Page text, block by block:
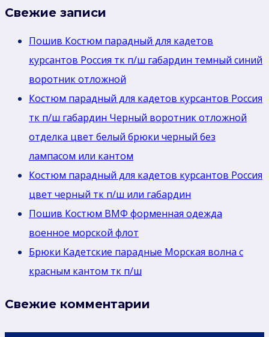
Свежие записи
Пошив Костюм парадный для кадетов
курсантов Россия тк п/ш габардин темный синий
воротник отложной
Костюм парадный для кадетов курсантов Россия
тк п/ш габардин Черный воротник отложной
отделка цвет белый брюки черный без
лaмпасом или кантом
Костюм парадный для кадетов курсантов Россия
цвет черный тк п/ш или габардин
Пошив Костюм ВМФ форменная одежда
военное морской флот
Брюки Кадетские парадные Морская волна с
красным кантом тк п/ш
Свежие комментарии